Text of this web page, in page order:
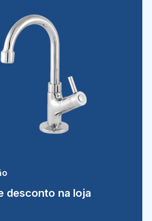
desconto na loja